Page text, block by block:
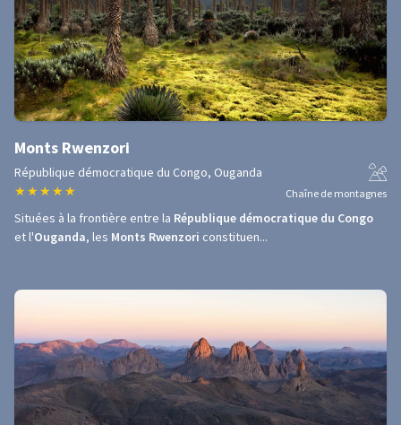
Monts Rwenzori
République démocratique du Congo, Ouganda
★ ★ ★ ★ ★ Chaîne de montagnes
Situées à la frontière entre la République démocratique du Congo
et l'Ouganda, les Monts Rwenzori constituen...